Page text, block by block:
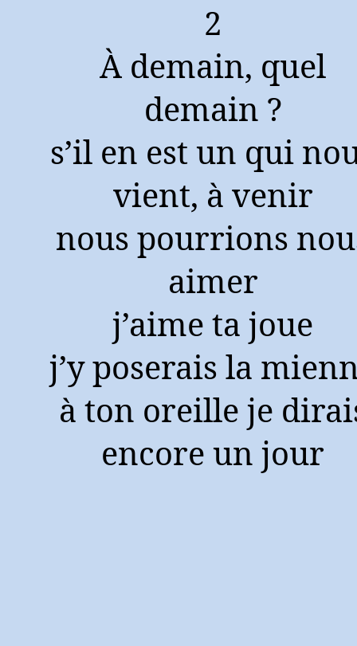
2
À demain, quel
demain ?
s’il en est un qui
vient, à venir
nous pourrions
aimer
j’aime ta joue
j’y poserais la
à ton oreille je
encore un jour